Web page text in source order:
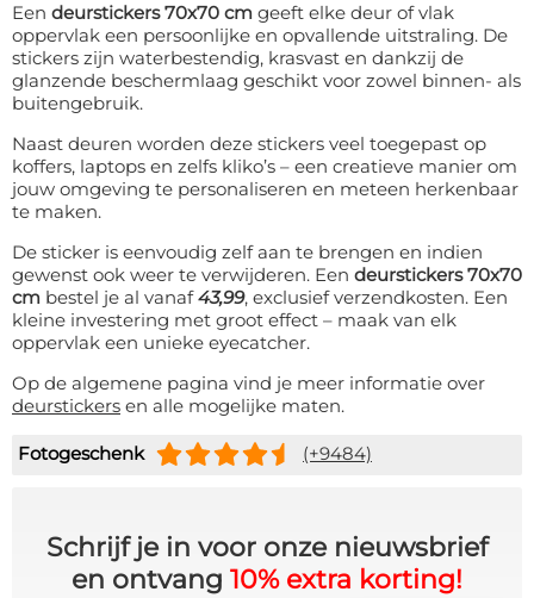
Een deurstickers 70x70 cm geeft elke deur of vlak
oppervlak een persoonlijke en opvallende uitstraling. De
stickers zijn waterbestendig, krasvast en dankzij de
glanzende beschermlaag geschikt voor zowel binnen- als
buitengebruik.
Naast deuren worden deze stickers veel toegepast op
koffers, laptops en zelfs kliko’s – een creatieve manier om
jouw omgeving te personaliseren en meteen herkenbaar
te maken.
De sticker is eenvoudig zelf aan te brengen en indien
gewenst ook weer te verwijderen. Een deurstickers 70x70
cm bestel je al vanaf43,99, exclusief verzendkosten. Een
kleine investering met groot effect – maak van elk
oppervlak een unieke eyecatcher.
Op de algemene pagina vind je meer informatie over
deurstickers en alle mogelijke maten.
Fotogeschenk (+9484)
Schrijf je in voor onze nieuwsbrief
en ontvang 10% extra korting!